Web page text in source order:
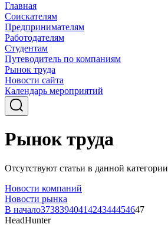
Главная
Соискателям
Предпринимателям
Работодателям
Студентам
Путеводитель по компаниям
Рынок труда
Новости сайта
Календарь мероприятий
Рынок труда
Отсутствуют статьи в данной категории
Новости компаний
Новости рынка
В начало3738394041424344454647
HeadHunter